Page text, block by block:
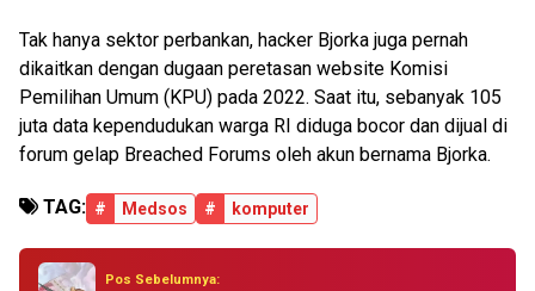
Tak hanya sektor perbankan, hacker Bjorka juga pernah
dikaitkan dengan dugaan peretasan website Komisi
Pemilihan Umum (KPU) pada 2022. Saat itu, sebanyak 105
juta data kependudukan warga RI diduga bocor dan dijual di
forum gelap Breached Forums oleh akun bernama Bjorka.
TAG: # Medsos # komputer
Pos Sebelumnya: